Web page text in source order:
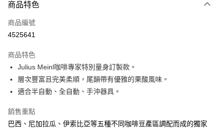
信用卡一次付款
超商取貨付款
Apple Pay
街口支付
Google Pay
商品特色
商品編號
4525641
商品特色
Julius Meinl咖啡專家特別量身訂製款。
層次豐富且完美柔順，尾韻帶有優雅的果酸風味。
適合半自動、全自動、手沖器具。
銷售重點
巴西、尼加拉瓜、伊索比亞等五種不同咖啡豆產區調配而成的獨家